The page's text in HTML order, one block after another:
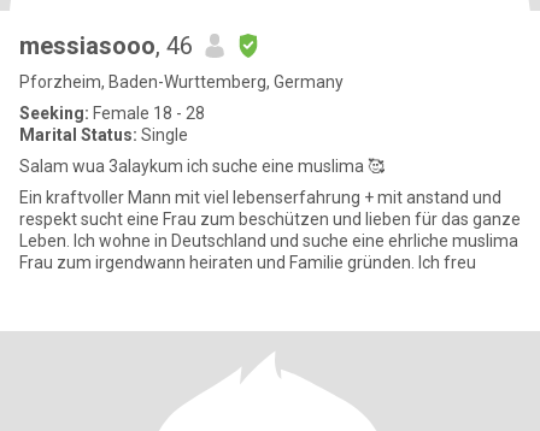
messiasooo, 46
Pforzheim, Baden-Wurttemberg, Germany
Seeking: Female 18 - 28
Marital Status: Single
Salam wua 3alaykum ich suche eine muslima 🥰
Ein kraftvoller Mann mit viel lebenserfahrung + mit anstand und
respekt sucht eine Frau zum beschützen und lieben für das ganze
Leben. Ich wohne in Deutschland und suche eine ehrliche muslima
Frau zum irgendwann heiraten und Familie gründen. Ich freu